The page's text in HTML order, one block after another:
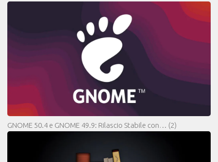
GNOME 50.4 e GNOME 49.9: Rilascio Stabile con… (2)